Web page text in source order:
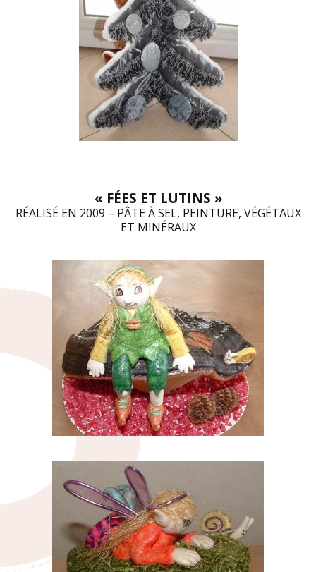
« FÉES ET LUTINS »
RÉALISÉ EN 2009 – PÂTE À SEL, PEINTURE, VÉGÉTAUX
ET MINÉRAUX